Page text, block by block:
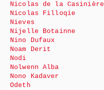
Nicolas de la Casinière
Nicolas Filloqie
Nieves
Nijelle Botainne
Nino Dufaux
Noam Derit
Nodi
Nolwenn Alba
Nono Kadaver
Odeth